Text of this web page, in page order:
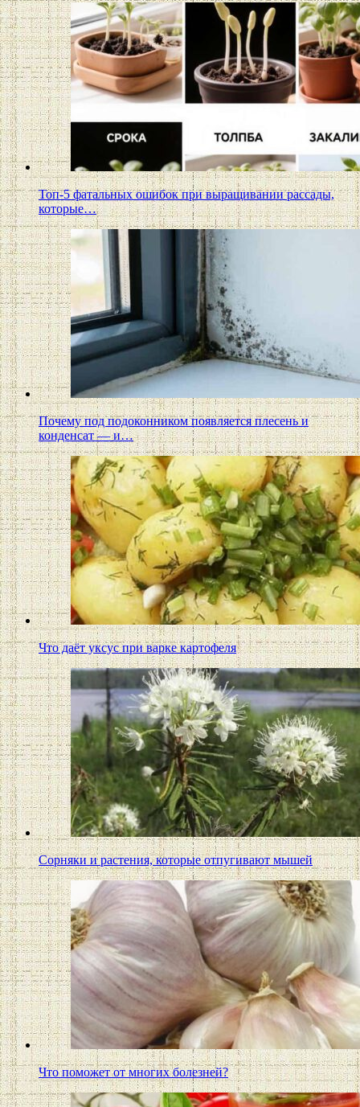
Топ-5 фатальных ошибок при выращивании рассады,
которые…
Почему под подоконником появляется плесень и
конденсат — и…
Что даёт уксус при варке картофеля
Сорняки и растения, которые отпугивают мышей
Что поможет от многих болезней?